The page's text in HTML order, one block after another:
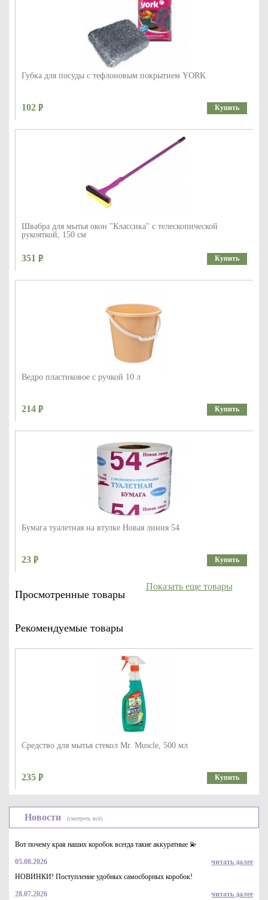
Губка для посуды с тефлоновым покрытием YORK
102 Купить
Швабра для мытья окон "Классика" с телескопической
рукояткой, 150 см
351 Купить
Ведро пластиковое с ручкой 10 л
214 Купить
Бумага туалетная на втулке Новая линия 54
23 Купить
Просмотренные товары
Рекомендуемые товары
Средство для мытья стекол Mr. Muscle, 500 мл
235 Купить
Средство для мытья стекол ОКЕАНСКАЯ СВЕЖЕСТЬ
Показать еще товары
Новости (смотреть всё)
Вот почему края наших коробок всегда такие аккуратные 💫
05.08.2026
читать далее
НОВИНКИ! Поступление удобных самосборных коробок!
28.07.2026
читать далее